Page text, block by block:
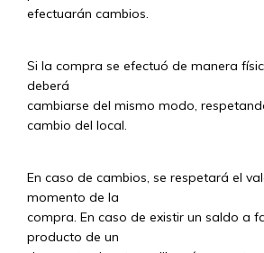
efectuarán cambios.
Si la compra se efectuó de manera
deberá
cambiarse del mismo modo,
cambio del local.
En caso de cambios, se respetará el
momento de la
compra. En caso de existir un saldo a
producto de un